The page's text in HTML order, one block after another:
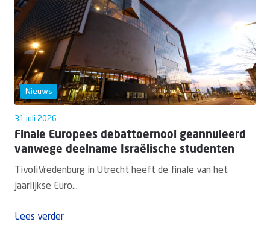
Nieuws
31 juli 2026
Finale Europees debattoernooi geannuleerd
vanwege deelname Israëlische studenten
TivoliVredenburg in Utrecht heeft de finale van het
jaarlijkse Euro...
Lees verder